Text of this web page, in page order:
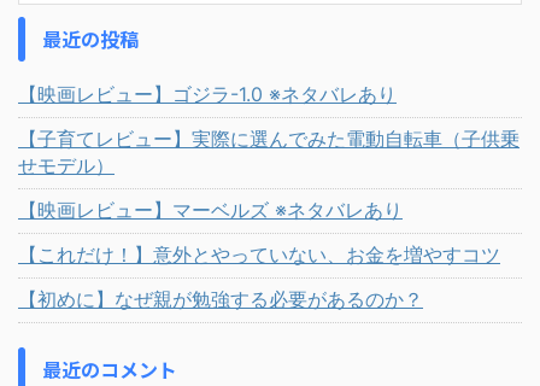
最近の投稿
【映画レビュー】ゴジラ-1.0 ※ネタバレあり
【子育てレビュー】実際に選んでみた電動自転車（子供乗
せモデル）
【映画レビュー】マーベルズ ※ネタバレあり
【これだけ！】意外とやっていない、お金を増やすコツ
【初めに】なぜ親が勉強する必要があるのか？
最近のコメント